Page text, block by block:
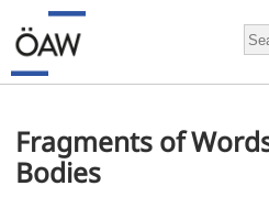
Fragments of
Bodies